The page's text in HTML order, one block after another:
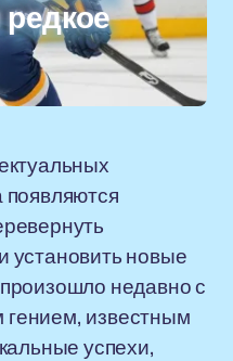
появляются
установить новые
недавно с
известным
успехи,